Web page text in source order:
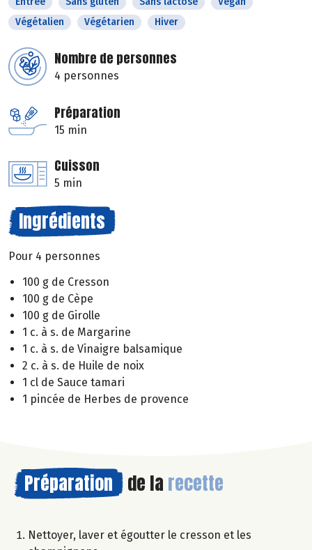
Végétalien
Végétarien Hiver
Nombre de personnes
4 personnes
Préparation
15 min
Cuisson
5 min
Ingrédients
Pour 4 personnes
100 g de Cresson
100 g de Cèpe
100 g de Girolle
1 c. à s. de Margarine
1 c. à s. de Vinaigre balsamique
2 c. à s. de Huile de noix
1 cl de Sauce tamari
1 pincée de Herbes de provence
Préparation de la recette
Nettoyer, laver et égoutter le cresson et les